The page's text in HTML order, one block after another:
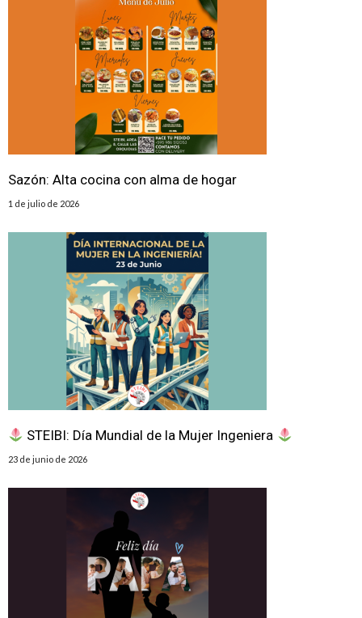
Sazón: Alta cocina con alma de hogar
1 de julio de 2026
STEIBI: Día Mundial de la Mujer Ingeniera
23 de junio de 2026